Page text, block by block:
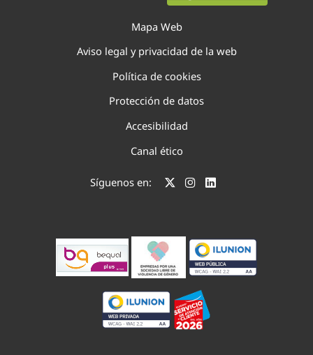
Mapa Web
Aviso legal y privacidad de la web
Política de cookies
Protección de datos
Accesibilidad
Canal ético
Síguenos en: